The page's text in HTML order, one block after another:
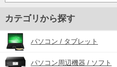
カテゴリから探す
パソコン / タブレット
パソコン周辺機器 / ソフト